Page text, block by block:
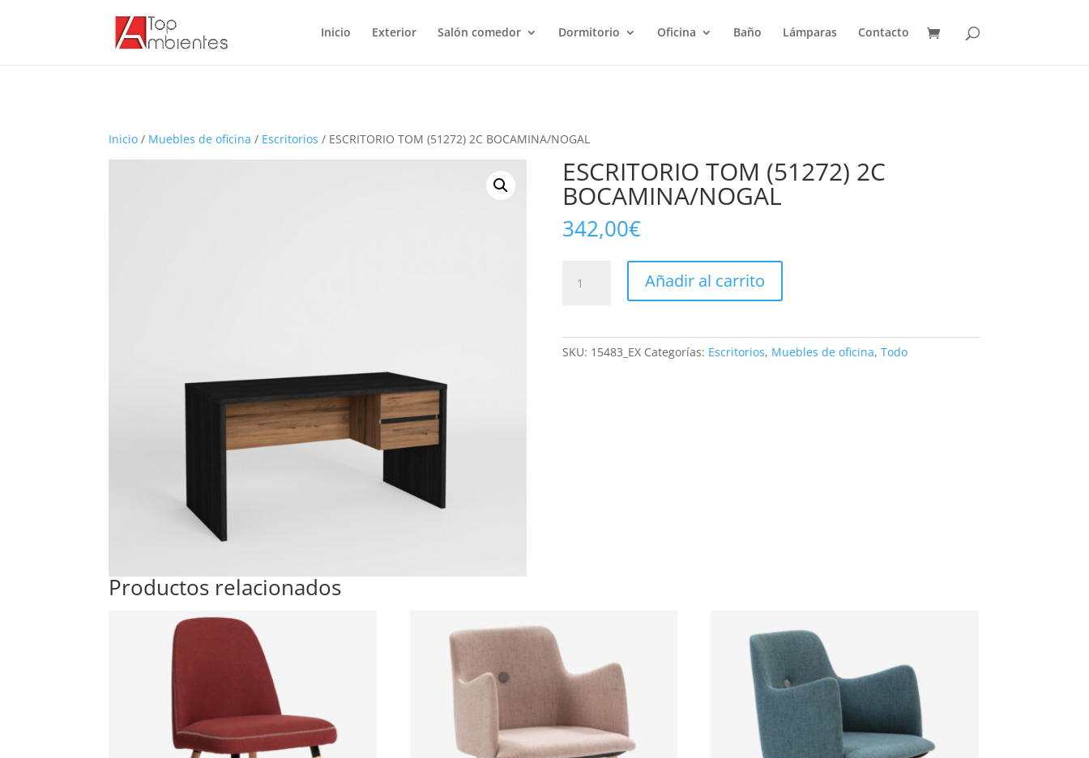
Inicio Exterior Salón comedor Dormitorio Oficina Baño Lámparas Contacto
Inicio / Muebles de oficina / Escritorios / ESCRITORIO TOM (51272) 2C BOCAMINA/NOGAL
ESCRITORIO TOM (51272) 2C
BOCAMINA/NOGAL
342,00€
TOM
Añadir al carrito
SKU: 15483_EX Categorías: Escritorios, Muebles de oficina, Todo
Productos relacionados